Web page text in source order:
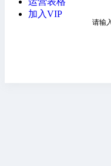
加入VIP